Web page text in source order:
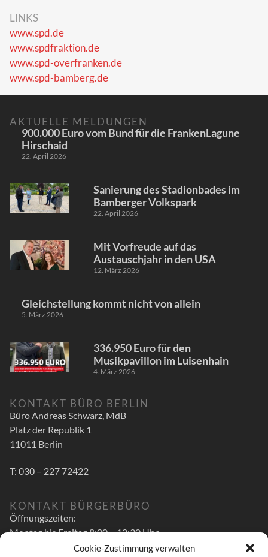
Cookie-Zustimmung verwalten
LINKS
www.spd.de
www.spdfraktion.de
www.spd-overfranken.de
www.spd-bamberg.de
AKTUELLE MELDUNGEN
900.000 Euro vom Bund für die FrankenLagune
Hirschaid
22. April 2026
Sanierung des Stadionbades im
Bamberger Volkspark
22. April 2026
Mit Vorfreude auf das
Austauschjahr in den USA
12. März 2026
Gleichstellung kommt nicht von allein
5. März 2026
336.950 Euro für den
Musikpavillon im Luisenhain
4. März 2026
KONTAKT BÜRO BERLIN
Büro Andreas Schwarz, MdB
Platz der Republik 1
11011 Berlin
T: 030 – 227 72422
KONTAKT BÜRGERBÜRO
Öffnungszeiten:
Montag bis Freitag 8:00 – 12:30 Uhr